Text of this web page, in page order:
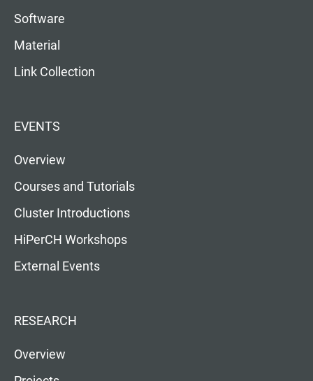
Software
Material
Link Collection
EVENTS
Overview
Courses and Tutorials
Cluster Introductions
HiPerCH Workshops
External Events
RESEARCH
Overview